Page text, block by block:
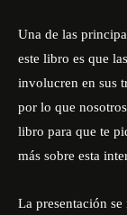
Una de las
este libro es que
involucren en sus
por lo que
libro para que te
más sobre esta
La presentación